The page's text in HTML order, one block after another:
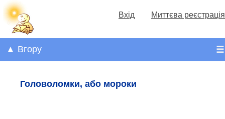
Вхід Миттєва реєстрація
☰
▲ Вгору
Головоломки, або мороки